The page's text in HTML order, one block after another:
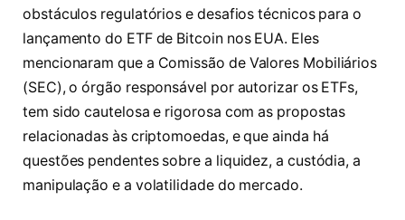
obstáculos regulatórios e desafios técnicos para o
lançamento do ETF de Bitcoin nos EUA. Eles
mencionaram que a Comissão de Valores Mobiliários
(SEC), o órgão responsável por autorizar os ETFs,
tem sido cautelosa e rigorosa com as propostas
relacionadas às criptomoedas, e que ainda há
questões pendentes sobre a liquidez, a custódia, a
manipulação e a volatilidade do mercado.